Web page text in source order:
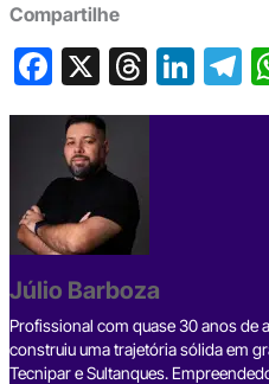
Compartilhe
F
a
c
e
b
o
o
k
X T
hr
s
Li
n
T
el
Júlio Barboza
Profissional com quase 30 anos de
construiu uma trajetória sólida em
Tecnipar e Sultanques.